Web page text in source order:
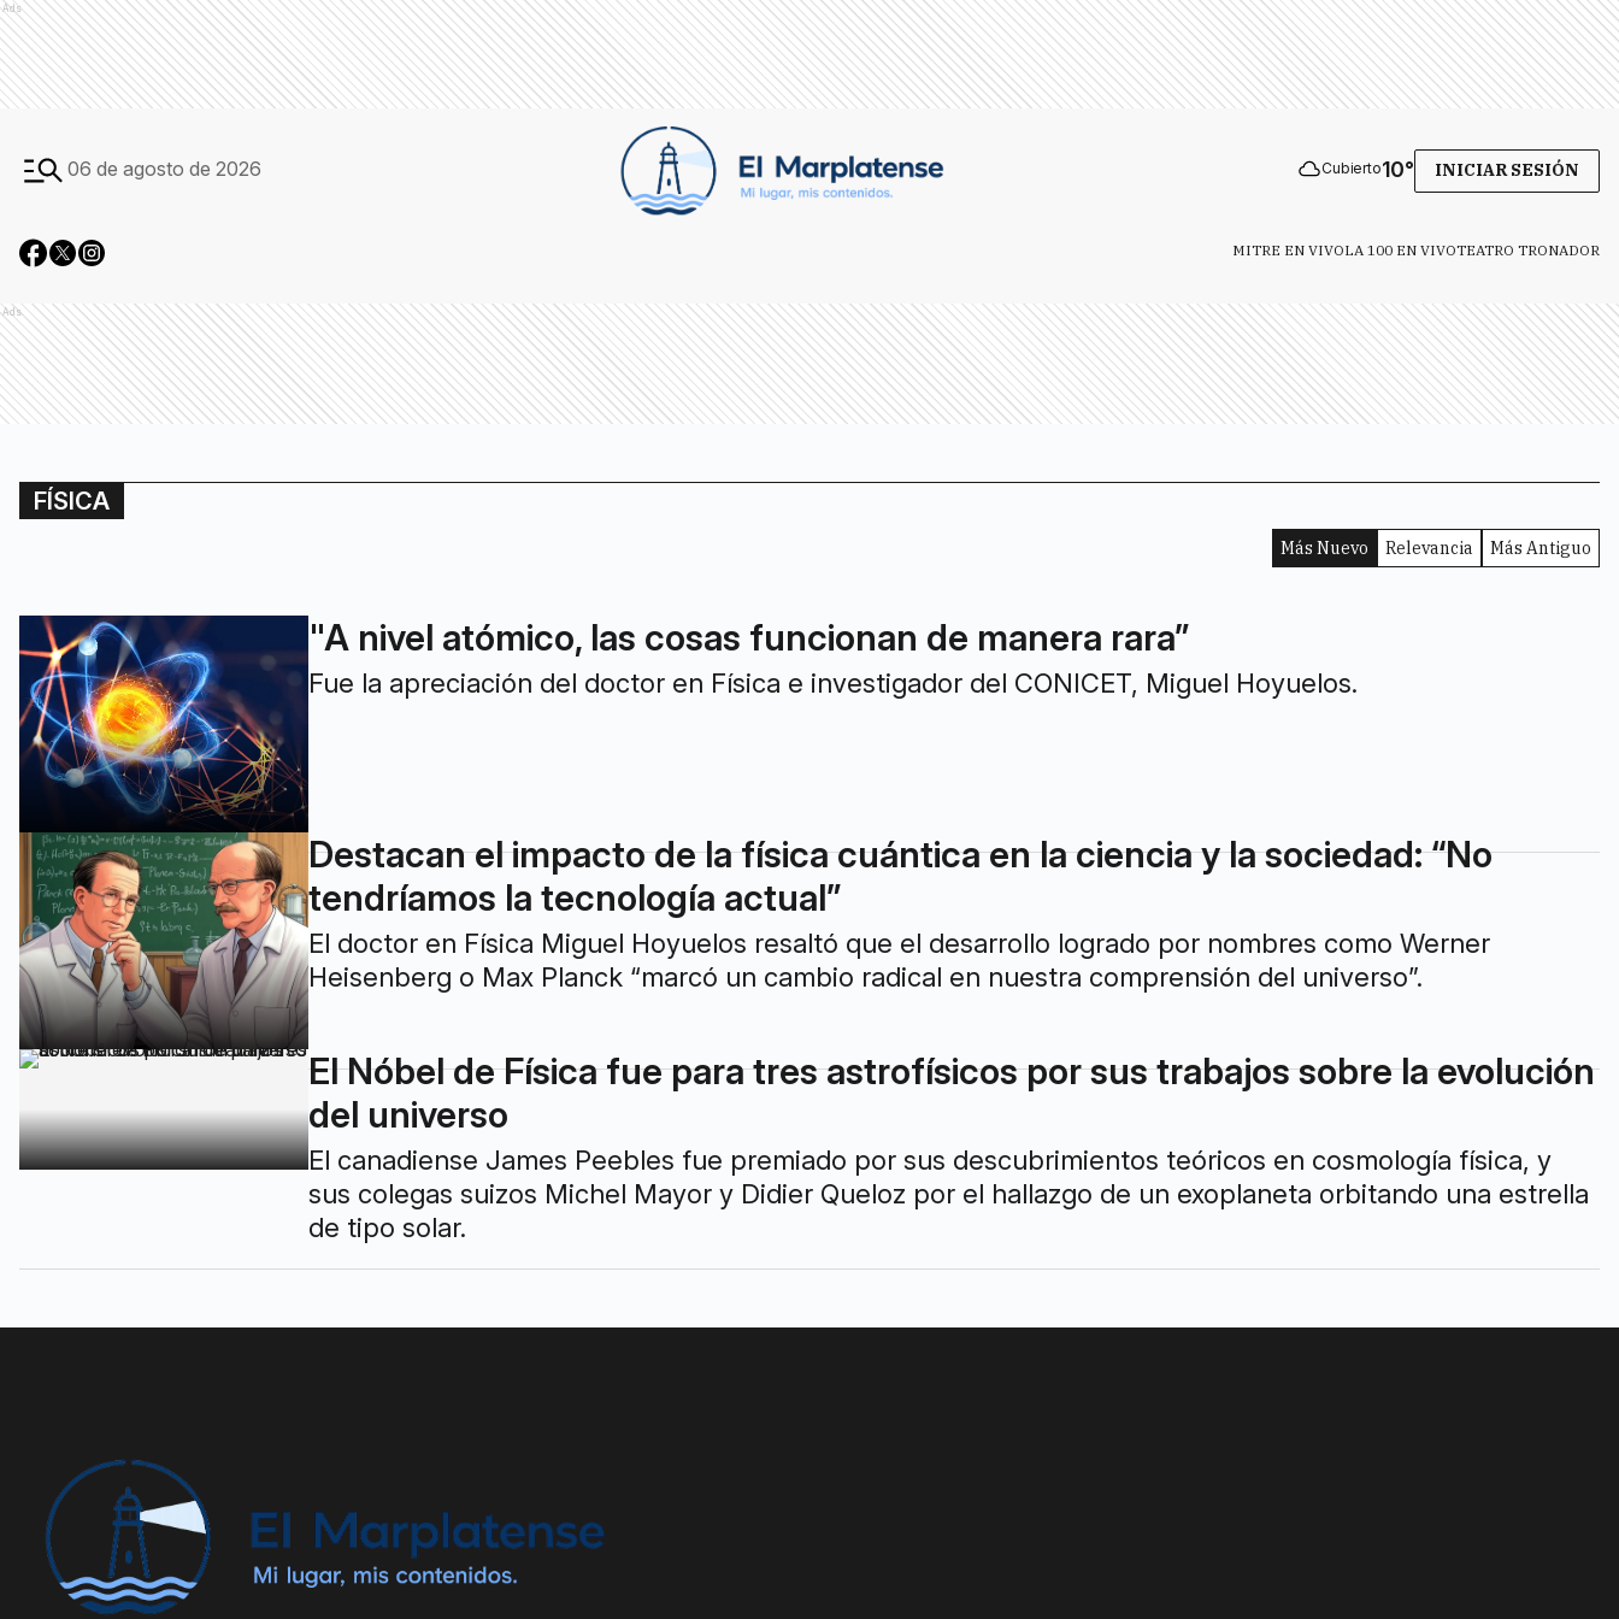
Ads
06 de agosto de 2026 Cubierto10° INICIAR SESIÓN
MITRE EN VIVOLA 100 EN VIVOTEATRO TRONADOR
Ads
FÍSICA
Más Nuevo Relevancia Más Antiguo
"A nivel atómico, las cosas funcionan de manera rara”
Fue la apreciación del doctor en Física e investigador del CONICET, Miguel Hoyuelos.
Destacan el impacto de la física cuántica en la ciencia y la sociedad: “No
tendríamos la tecnología actual”
El doctor en Física Miguel Hoyuelos resaltó que el desarrollo logrado por nombres como Werner
Heisenberg o Max Planck “marcó un cambio radical en nuestra comprensión del universo”.
El Nóbel de Física fue para tres astrofísicos por sus trabajos sobre la evolución
del universo
El canadiense James Peebles fue premiado por sus descubrimientos teóricos en cosmología física, y
sus colegas suizos Michel Mayor y Didier Queloz por el hallazgo de un exoplaneta orbitando una estrella
de tipo solar.